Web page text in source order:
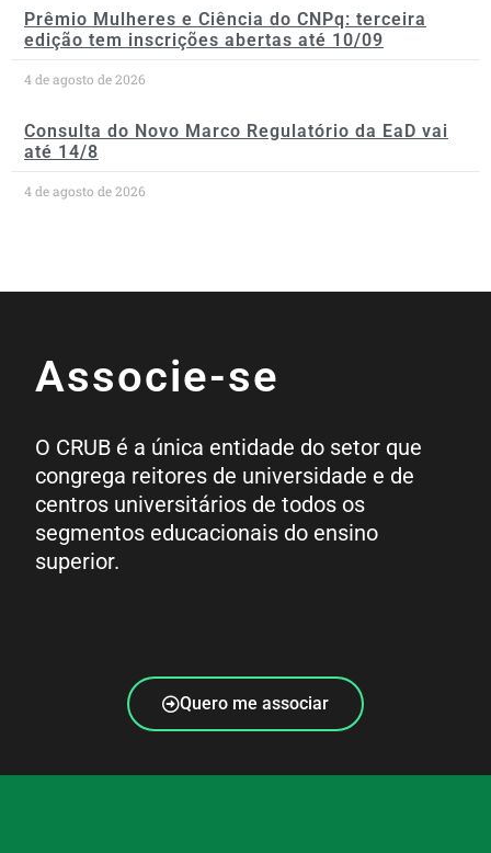
Prêmio Mulheres e Ciência do CNPq: terceira
edição tem inscrições abertas até 10/09
4 de agosto de 2026
Consulta do Novo Marco Regulatório da EaD vai
até 14/8
4 de agosto de 2026
Associe-se
O CRUB é a única entidade do setor que
congrega reitores de universidade e de
centros universitários de todos os
segmentos educacionais do ensino
superior.
Quero me associar